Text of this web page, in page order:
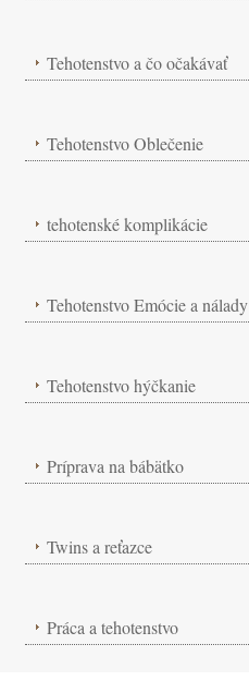
Tehotenstvo a čo očakávať
Tehotenstvo Oblečenie
tehotenské komplikácie
Tehotenstvo Emócie a nálady
Tehotenstvo hýčkanie
Príprava na bábätko
Twins a reťazce
Práca a tehotenstvo